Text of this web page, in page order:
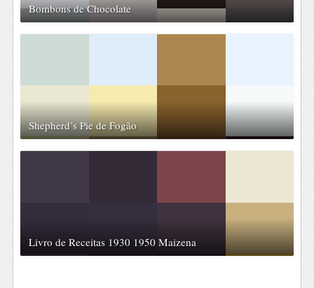
Bombons de Chocolate
Shepherd’s Pie de Fogão
Livro de Receitas 1930 1950 Maizena